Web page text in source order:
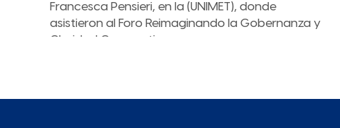
Francesca Pensieri, en la (UNIMET), donde
asistieron al Foro Reimaginando la Gobernanza y
Claridad Corporativa.